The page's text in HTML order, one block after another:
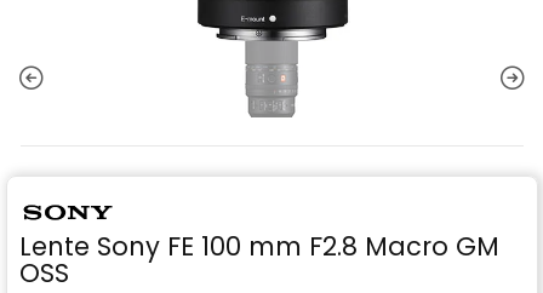
Lente Sony FE 100 mm F2.8 Macro GM
OSS